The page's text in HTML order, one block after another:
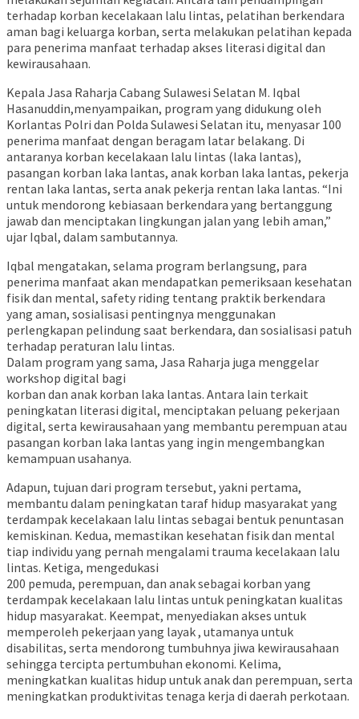
terhadap korban kecelakaan lalu lintas, pelatihan berkendara
aman bagi keluarga korban, serta melakukan pelatihan kepada
para penerima manfaat terhadap akses literasi digital dan
kewirausahaan.
Kepala Jasa Raharja Cabang Sulawesi Selatan M. Iqbal
Hasanuddin,menyampaikan, program yang didukung oleh
Korlantas Polri dan Polda Sulawesi Selatan itu, menyasar 100
penerima manfaat dengan beragam latar belakang. Di
antaranya korban kecelakaan lalu lintas (laka lantas),
pasangan korban laka lantas, anak korban laka lantas, pekerja
rentan laka lantas, serta anak pekerja rentan laka lantas. “Ini
untuk mendorong kebiasaan berkendara yang bertanggung
jawab dan menciptakan lingkungan jalan yang lebih aman,”
ujar Iqbal, dalam sambutannya.
Iqbal mengatakan, selama program berlangsung, para
penerima manfaat akan mendapatkan pemeriksaan kesehatan
fisik dan mental, safety riding tentang praktik berkendara
yang aman, sosialisasi pentingnya menggunakan
perlengkapan pelindung saat berkendara, dan sosialisasi patuh
terhadap peraturan lalu lintas.
Dalam program yang sama, Jasa Raharja juga menggelar
workshop digital bagi
korban dan anak korban laka lantas. Antara lain terkait
peningkatan literasi digital, menciptakan peluang pekerjaan
digital, serta kewirausahaan yang membantu perempuan atau
pasangan korban laka lantas yang ingin mengembangkan
kemampuan usahanya.
Adapun, tujuan dari program tersebut, yakni pertama,
membantu dalam peningkatan taraf hidup masyarakat yang
terdampak kecelakaan lalu lintas sebagai bentuk penuntasan
kemiskinan. Kedua, memastikan kesehatan fisik dan mental
tiap individu yang pernah mengalami trauma kecelakaan lalu
lintas. Ketiga, mengedukasi
200 pemuda, perempuan, dan anak sebagai korban yang
terdampak kecelakaan lalu lintas untuk peningkatan kualitas
hidup masyarakat. Keempat, menyediakan akses untuk
memperoleh pekerjaan yang layak , utamanya untuk
disabilitas, serta mendorong tumbuhnya jiwa kewirausahaan
sehingga tercipta pertumbuhan ekonomi. Kelima,
meningkatkan kualitas hidup untuk anak dan perempuan, serta
meningkatkan produktivitas tenaga kerja di daerah perkotaan.